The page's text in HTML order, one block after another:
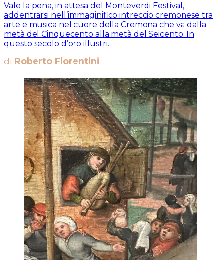
Vale la pena, in attesa del Monteverdi Festival,
addentrarsi nell’immaginifico intreccio cremonese tra
arte e musica nel cuore della Cremona che va dalla
metà del Cinquecento alla metà del Seicento. In
questo secolo d’oro illustri...
di Roberto Fiorentini